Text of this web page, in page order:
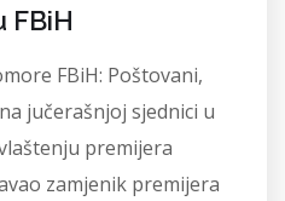
FBiH
FBiH: Poštovani,
jučerašnjoj sjednici u
premijera
zamjenik premijera